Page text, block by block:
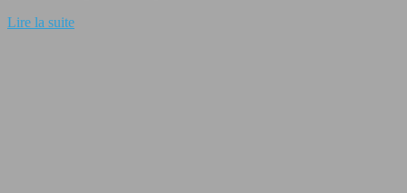
Lire la suite